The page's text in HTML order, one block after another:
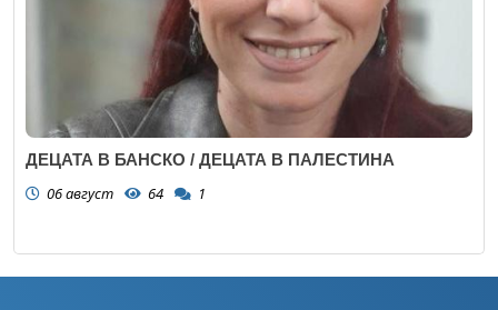
ДЕЦАТА В БАНСКО / ДЕЦАТА В ПАЛЕСТИНА
06 август 64 1